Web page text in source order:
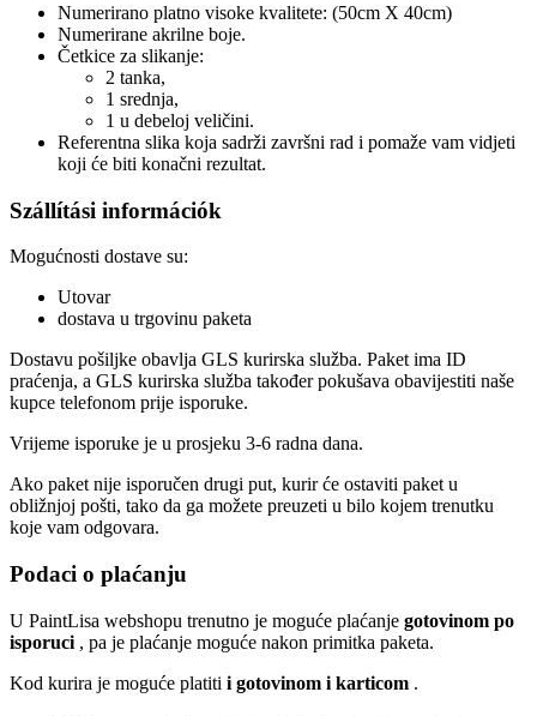
Numerirano platno visoke kvalitete: (50cm X 40cm)
Numerirane akrilne boje.
Četkice za slikanje:
2 tanka,
1 srednja,
1 u debeloj veličini.
Referentna slika koja sadrži završni rad i pomaže vam vidjeti
koji će biti konačni rezultat.
Szállítási információk
Mogućnosti dostave su:
Utovar
dostava u trgovinu paketa
Dostavu pošiljke obavlja GLS kurirska služba. Paket ima ID
praćenja, a GLS kurirska služba također pokušava obavijestiti naše
kupce telefonom prije isporuke.
Vrijeme isporuke je u prosjeku 3-6 radna dana.
Ako paket nije isporučen drugi put, kurir će ostaviti paket u
obližnjoj pošti, tako da ga možete preuzeti u bilo kojem trenutku
koje vam odgovara.
Podaci o plaćanju
U PaintLisa webshopu trenutno je moguće plaćanje gotovinom po
isporuci , pa je plaćanje moguće nakon primitka paketa.
Kod kurira je moguće platiti i gotovinom i karticom .